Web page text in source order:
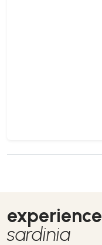
experience
sardinia